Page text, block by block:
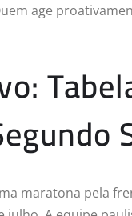
age
maratona pela